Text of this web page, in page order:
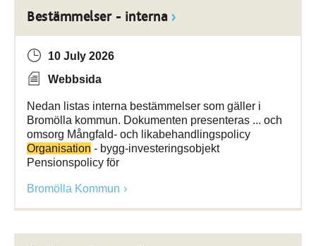
Bestämmelser - interna
10 July 2026
Webbsida
Nedan listas interna bestämmelser som gäller i
Bromölla kommun. Dokumenten presenteras ... och
omsorg Mångfald- och likabehandlingspolicy
Organisation - bygg-investeringsobjekt
Pensionspolicy för
Bromölla Kommun